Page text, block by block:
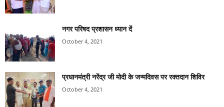
नगर परिषद प्रशासन ध्यान दें
October 4, 2021
प्रधानमंत्री नरेंद्र जी मोदी के जन्मदिवस पर रक्तदान शिविर
October 4, 2021